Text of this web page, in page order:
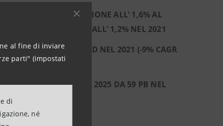
al fine di inviare
parti" (impostati
di
né
IN DIMINUZIONE ALL’ 1,6% AL
0,8% AL NETTO, DALL’ 1,2% NEL 2021
NEL 2025 DA € 2,8 MLD NEL 2021 (-9% CAGR
2025 E A 38 PB NEL 2025 DA 59 PB NEL